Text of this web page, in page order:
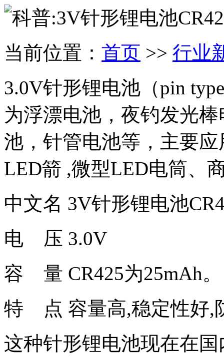
科普:3V针形锂电池
当前位置： 首页 >> 行业
3.0V针形锂电池（pin
为浮漂电池，夜钓发光
池，针管电池等，主要
LED箭 ,微型LED电筒、
中文名 3V针形锂电池
电 压 3.0V
容 量 CR425为25mAh
特 点 容量高,稳定性好,
这种针形锂电池现在在